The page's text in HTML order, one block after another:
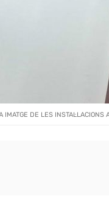
IMATGE DE LES